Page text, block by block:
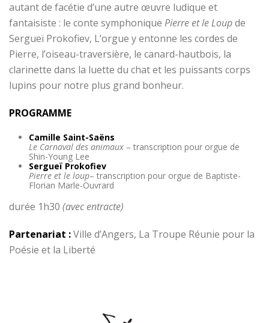
autant de facétie d’une autre œuvre ludique et
fantaisiste : le conte symphonique Pierre et le Loupde
Sergueï Prokofiev, L’orgue y entonne les cordes de
Pierre, l’oiseau-traversière, le canard-hautbois, la
clarinette dans la luette du chat et les puissants corps
lupins pour notre plus grand bonheur.
PROGRAMME
Camille Saint-Saëns
Le Carnaval des animaux – transcription pour orgue de
Shin-Young Lee
Sergueï Prokofiev
Pierre et le loup– transcription pour orgue de Baptiste-
Florian Marle-Ouvrard
durée 1h30 (avec entracte)
Partenariat :Ville d’Angers, La Troupe Réunie pour la
Poésie et la Liberté